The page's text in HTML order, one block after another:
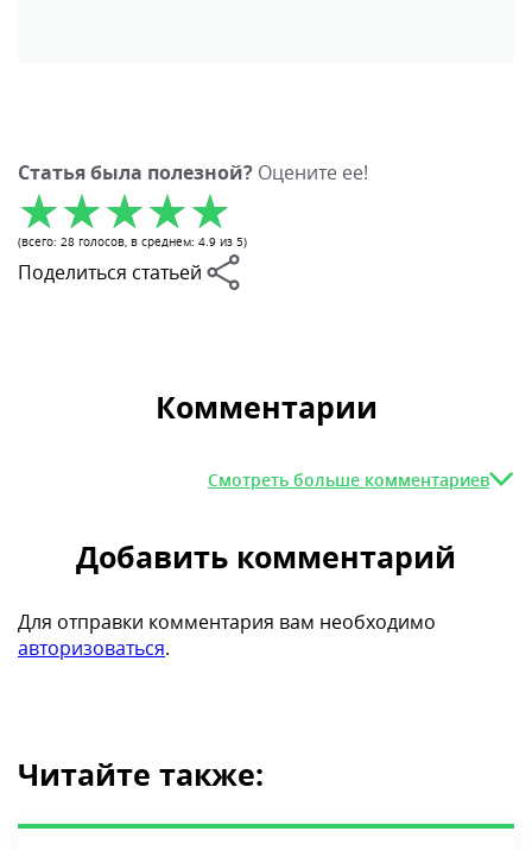
Статья была полезной? Оцените ее!
(всего: 28 голосов, в среднем: 4.9 из 5)
Поделиться статьей
Комментарии
Смотреть больше комментариев
Добавить комментарий
Для отправки комментария вам необходимо
авторизоваться.
Читайте также: